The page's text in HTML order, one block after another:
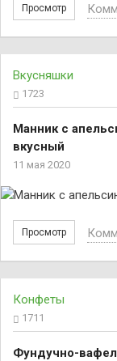
Просмотр
Вкусняшки
1723
Манник с
вкусный
11 мая 2020
Просмотр
Конфеты
1711
Фундучно-